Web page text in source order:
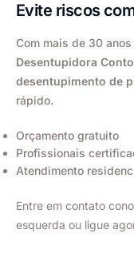
Evite riscos
Com mais de 30
Desentupidora
desentupimento de
rápido.
Orçamento gratuito
Profissionais
Atendimento
Entre em contato
esquerda ou ligue